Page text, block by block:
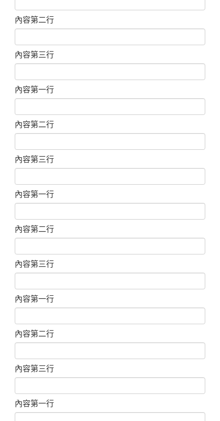
內容第二行
內容第三行
內容第一行
內容第二行
內容第三行
內容第一行
內容第二行
內容第三行
內容第一行
內容第二行
內容第三行
內容第一行